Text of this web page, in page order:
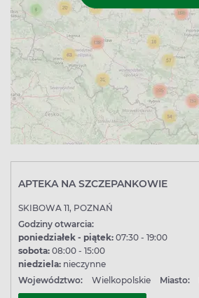
APTEKA NA SZCZEPANKOWIE
SKIBOWA 11, POZNAŃ
Godziny otwarcia:
poniedziałek - piątek: 07:30 - 19:00
sobota: 08:00 - 15:00
niedziela: nieczynne
Województwo:
Wielkopolskie Miasto: